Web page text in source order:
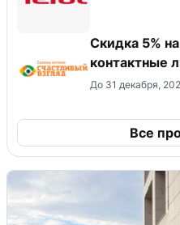
Скидка 5%
контактные
До 31 декабря,
Все